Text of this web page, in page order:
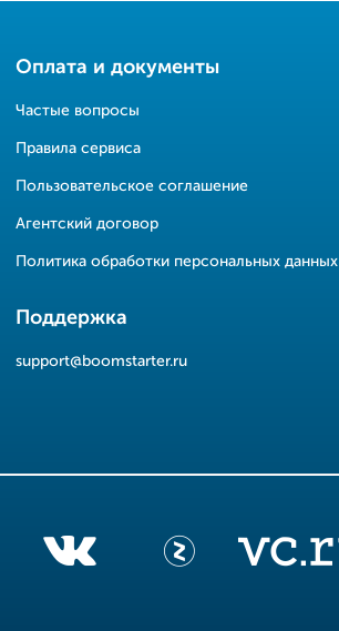
Оплата и документы
Частые вопросы
Правила сервиса
Пользовательское соглашение
Агентский договор
Политика обработки персональных данных
Поддержка
support@boomstarter.ru